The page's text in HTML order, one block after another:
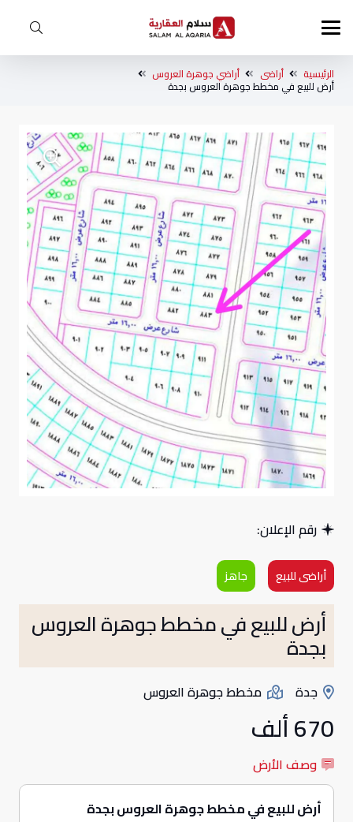
الرئيسية أراضى أراضي جوهرة العروس
أرض للبيع في مخطط جوهرة العروس بجدة
رقم الإعلان:
أراضى للبيع جاهز
أرض للبيع في مخطط جوهرة العروس
بجدة
جدة مخطط جوهرة العروس
670 ألف
وصف الأرض
أرض للبيع في مخطط جوهرة العروس بجدة